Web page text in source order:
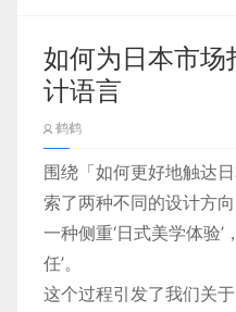
没有沿用传统企业软件
和色彩、模块化卡片和
具专业性与亲和力的产品
如何为日本市场
计语言
鹤鹤
围绕「如何更好地触达
索了两种不同的设计方向
一种侧重‘日式美学体验’
任’。
这个过程引发了我们关